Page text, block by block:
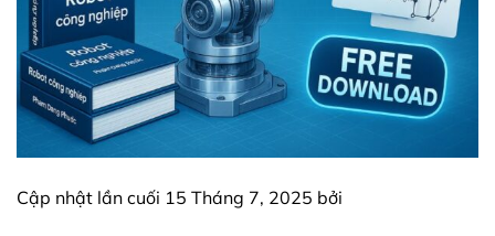
Cập nhật lần cuối 15 Tháng 7, 2025 bởi